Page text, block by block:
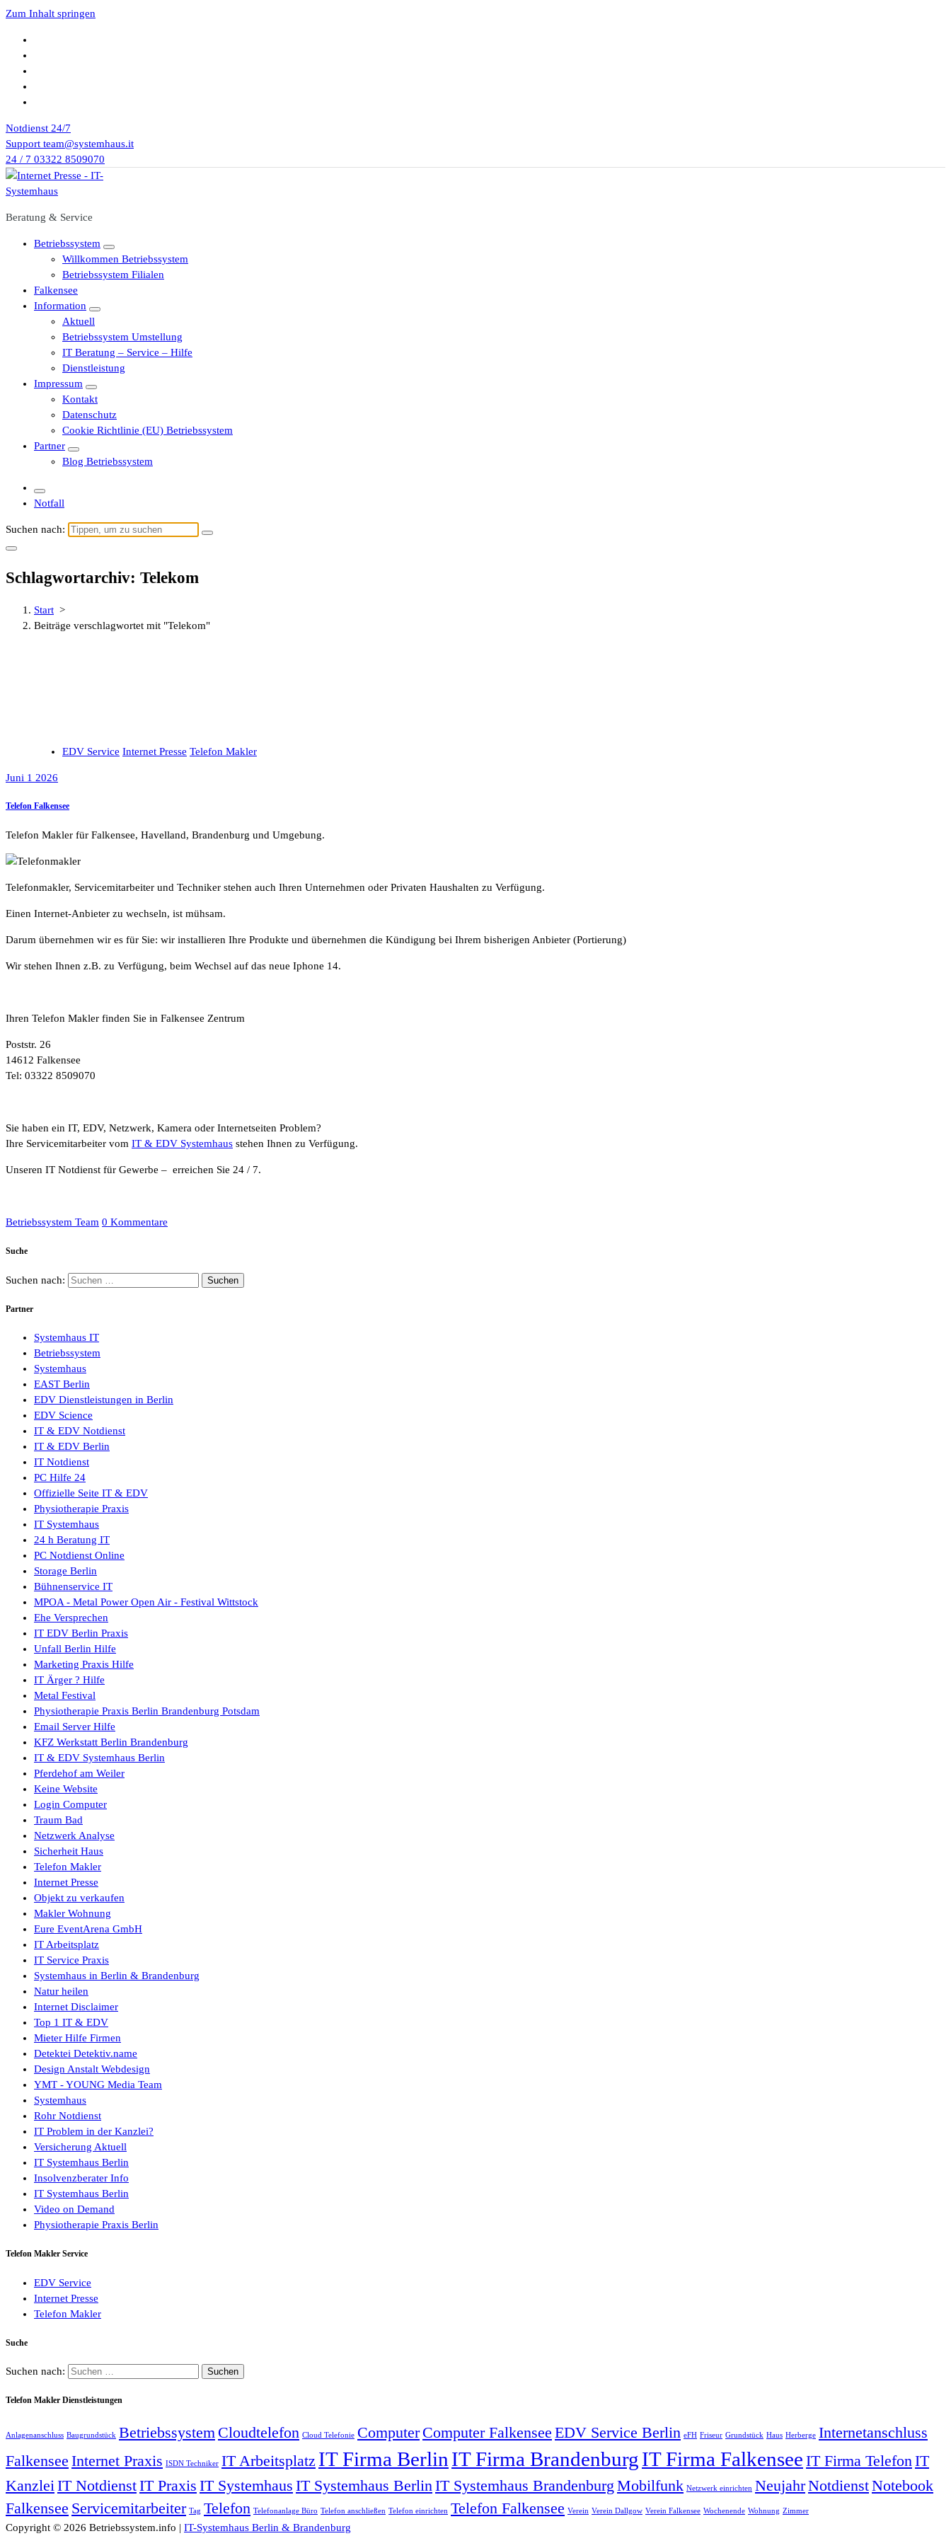
Zum Inhalt springen
Notdienst 24/7
Support team@systemhaus.it
24 / 7 03322 8509070
Beratung & Service
Betriebssystem
Willkommen Betriebssystem
Betriebssystem Filialen
Falkensee
Information
Aktuell
Betriebssystem Umstellung
IT Beratung – Service – Hilfe
Dienstleistung
Impressum
Kontakt
Datenschutz
Cookie Richtlinie (EU) Betriebssystem
Partner
Blog Betriebssystem
Notfall
Suchen nach:
Schlagwortarchiv: Telekom
Start >
Beiträge verschlagwortet mit "Telekom"
EDV Service Internet Presse Telefon Makler
Juni 1 2026
Telefon Falkensee
Telefon Makler für Falkensee, Havelland, Brandenburg und Umgebung.
Telefonmakler, Servicemitarbeiter und Techniker stehen auch Ihren Unternehmen oder Privaten Haushalten zu Verfügung.
Einen Internet-Anbieter zu wechseln, ist mühsam.
Darum übernehmen wir es für Sie: wir installieren Ihre Produkte und übernehmen die Kündigung bei Ihrem bisherigen Anbieter (Portierung)
Wir stehen Ihnen z.B. zu Verfügung, beim Wechsel auf das neue Iphone 14.
Ihren Telefon Makler finden Sie in Falkensee Zentrum
Poststr. 26
14612 Falkensee
Tel: 03322 8509070
Sie haben ein IT, EDV, Netzwerk, Kamera oder Internetseiten Problem?
Ihre Servicemitarbeiter vom IT & EDV Systemhaus stehen Ihnen zu Verfügung.
Unseren IT Notdienst für Gewerbe – erreichen Sie 24 / 7.
Betriebssystem Team 0 Kommentare
Suche
Suchen nach:
Partner
Systemhaus IT
Betriebssystem
Systemhaus
EAST Berlin
EDV Dienstleistungen in Berlin
EDV Science
IT & EDV Notdienst
IT & EDV Berlin
IT Notdienst
PC Hilfe 24
Offizielle Seite IT & EDV
Physiotherapie Praxis
IT Systemhaus
24 h Beratung IT
PC Notdienst Online
Storage Berlin
Bühnenservice IT
MPOA - Metal Power Open Air - Festival Wittstock
Ehe Versprechen
IT EDV Berlin Praxis
Unfall Berlin Hilfe
Marketing Praxis Hilfe
IT Ärger ? Hilfe
Metal Festival
Physiotherapie Praxis Berlin Brandenburg Potsdam
Email Server Hilfe
KFZ Werkstatt Berlin Brandenburg
IT & EDV Systemhaus Berlin
Pferdehof am Weiler
Keine Website
Login Computer
Traum Bad
Netzwerk Analyse
Sicherheit Haus
Telefon Makler
Internet Presse
Objekt zu verkaufen
Makler Wohnung
Eure EventArena GmbH
IT Arbeitsplatz
IT Service Praxis
Systemhaus in Berlin & Brandenburg
Natur heilen
Internet Disclaimer
Top 1 IT & EDV
Mieter Hilfe Firmen
Detektei Detektiv.name
Design Anstalt Webdesign
YMT - YOUNG Media Team
Systemhaus
Rohr Notdienst
IT Problem in der Kanzlei?
Versicherung Aktuell
IT Systemhaus Berlin
Insolvenzberater Info
IT Systemhaus Berlin
Video on Demand
Physiotherapie Praxis Berlin
Telefon Makler Service
EDV Service
Internet Presse
Telefon Makler
Suche
Suchen nach:
Telefon Makler Dienstleistungen
Anlagenanschluss Baugrundstück Betriebssystem Cloudtelefon Cloud Telefonie Computer Computer Falkensee EDV Service Berlin eFH Friseur Grundstück Haus Herberge Internetanschluss
Falkensee Internet Praxis ISDN Techniker IT Arbeitsplatz IT Firma Berlin IT Firma BrandenburgIT Firma Falkensee IT Firma TelefonIT
KanzleiIT NotdienstIT Praxis IT Systemhaus IT Systemhaus BerlinIT Systemhaus Brandenburg Mobilfunk Netzwerk einrichten NeujahrNotdienstNotebook
Falkensee Servicemitarbeiter Tag Telefon Telefonanlage Büro Telefon anschließen Telefon einrichten Telefon Falkensee Verein Verein Dallgow Verein Falkensee Wochenende Wohnung Zimmer
Copyright © 2026 Betriebssystem.info | IT-Systemhaus Berlin & Brandenburg